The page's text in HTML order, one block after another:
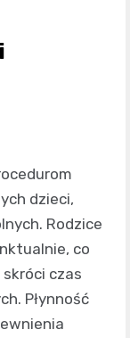
dzieci,
Rodzice
co
czas
Płynność